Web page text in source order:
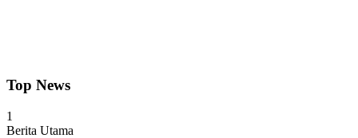
Top News
1
Berita Utama